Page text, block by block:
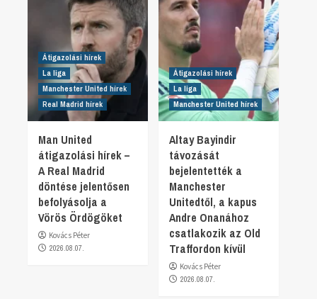
Átigazolási hírek
La liga
Manchester United hírek
Real Madrid hírek
Man United
átigazolási hírek –
A Real Madrid
döntése jelentősen
befolyásolja a
Vörös Ördögöket
Kovács Péter
2026.08.07.
Átigazolási hírek
La liga
Manchester United hírek
Altay Bayindir
távozását
bejelentették a
Manchester
Unitedtől, a kapus
Andre Onanához
csatlakozik az Old
Traffordon kívül
Kovács Péter
2026.08.07.